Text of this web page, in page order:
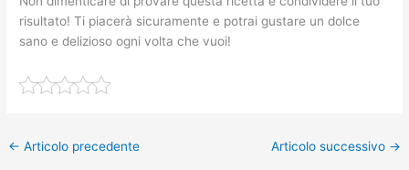
risultato! Ti piacerà sicuramente e potrai gustare un dolce
sano e delizioso ogni volta che vuoi!
← Articolo precedente Articolo successivo →